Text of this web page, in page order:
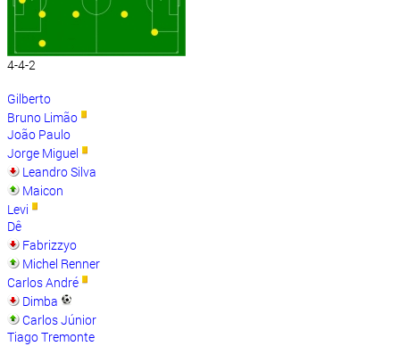
4-4-2
Gilberto
Bruno Limão
João Paulo
Jorge Miguel
Leandro Silva
Maicon
Levi
Dê
Fabrizzyo
Michel Renner
Carlos André
Dimba
Carlos Júnior
Tiago Tremonte